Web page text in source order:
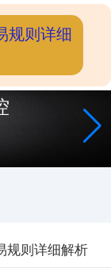
规则详细解析
规则详细